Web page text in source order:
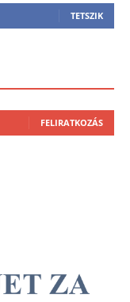
TETSZIK
FELIRATKOZÁS